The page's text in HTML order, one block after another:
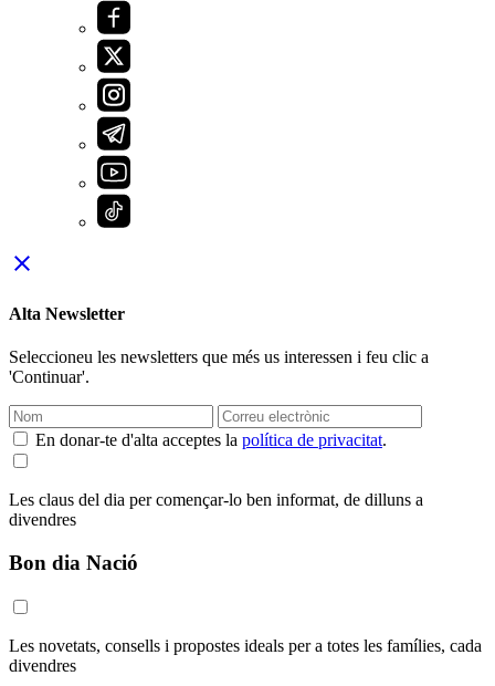
close
Alta Newsletter
Seleccioneu les newsletters que més us interessen i feu clic a
'Continuar'.
En donar-te d'alta acceptes la política de privacitat.
Les claus del dia per començar-lo ben informat, de dilluns a
divendres
Bon dia Nació
Les novetats, consells i propostes ideals per a totes les famílies, cada
divendres